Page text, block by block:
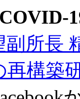
COVID-
副所長
構築